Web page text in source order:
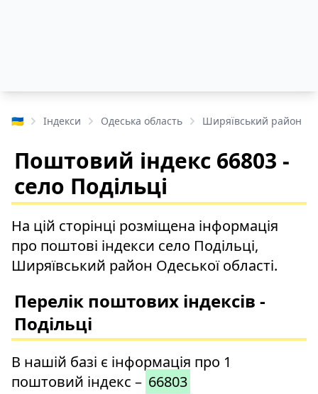
🇺🇦 Індекси Одеська область Ширяївський район
Поштовий індекс 66803 -
село Подільці
На цій сторінці розміщена інформація
про поштові індекси село Подільці,
Ширяївський район Одеської області.
Перелік поштових індексів -
Подільці
В нашій базі є інформація про 1
поштовий індекс – 66803